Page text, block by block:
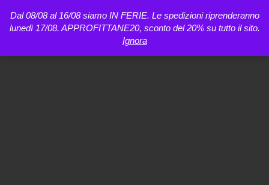
Dal 08/08 al 16/08 siamo IN FERIE. Le spedizioni riprenderanno
lunedì 17/08. APPROFITTANE20, sconto del 20% su tutto il sito.
Ignora